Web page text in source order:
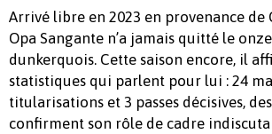
Arrivé libre en 2023 en provenance de
Opa Sangante n’a jamais quitté le
dunkerquois. Cette saison encore, il
statistiques qui parlent pour lui : 24
titularisations et 3 passes décisives,
confirment son rôle de cadre